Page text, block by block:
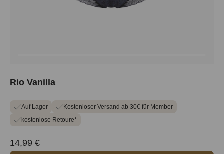
Rio Vanilla
Auf Lager
Kostenloser Versand ab 30€ für Member
kostenlose Retoure*
14,99 €